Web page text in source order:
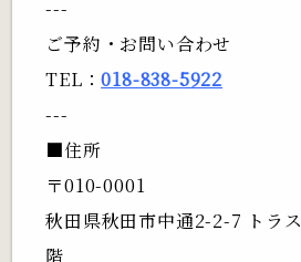
---
ご予約・お問い合わせ
TEL：018-838-5922
---
■住所
〒010-0001
秋田県秋田市中通2-2-7 トラ
階